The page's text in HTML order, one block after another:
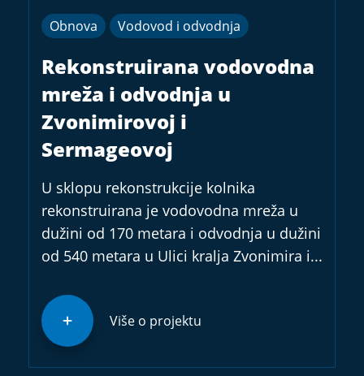
Obnova Vodovod i odvodnja
Rekonstruirana vodovodna
mreža i odvodnja u
Zvonimirovoj i
Sermageovoj
U sklopu rekonstrukcije kolnika
rekonstruirana je vodovodna mreža u
dužini od 170 metara i odvodnja u dužini
od 540 metara u Ulici kralja Zvonimira i...
Više o projektu